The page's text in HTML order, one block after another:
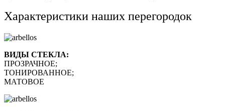
Характеристики наших перегородок
ВИДЫ СТЕКЛА:
ПРОЗРАЧНОЕ;
ТОНИРОВАННОЕ;
МАТОВОЕ